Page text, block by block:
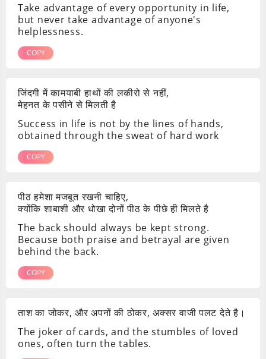
Take advantage of every opportunity in life,
but never take advantage of anyone's
helplessness.
COPY
जिंदगी में कामयाबी हाथों की लकीरो से नहीं,
मेहनत के पसीने से मिलती है
Success in life is not by the lines of hands,
obtained through the sweat of hard work
COPY
पीठ हमेशा मजबूत रखनी चाहिए,
क्योंकि शाबाशी और धोखा दोनों पीठ के पीछे ही मिलते है
The back should always be kept strong.
Because both praise and betrayal are given
behind the back.
COPY
ताश का जोकर, और अपनों की ठोकर, अक्सर वाजी पलट देते है।
The joker of cards, and the stumbles of loved
ones, often turn the tables.